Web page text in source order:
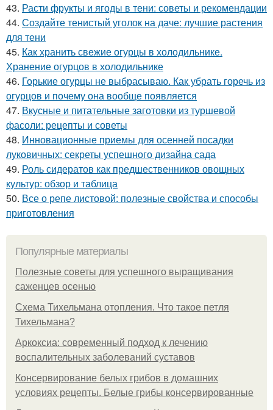
43. Расти фрукты и ягоды в тени: советы и рекомендации
44. Создайте тенистый уголок на даче: лучшие растения
для тени
45. Как хранить свежие огурцы в холодильнике.
Хранение огурцов в холодильнике
46. Горькие огурцы не выбрасываю. Как убрать горечь из
огурцов и почему она вообще появляется
47. Вкусные и питательные заготовки из туршевой
фасоли: рецепты и советы
48. Инновационные приемы для осенней посадки
луковичных: секреты успешного дизайна сада
49. Роль сидератов как предшественников овощных
культур: обзор и таблица
50. Все о репе листовой: полезные свойства и способы
приготовления
Популярные материалы
Полезные советы для успешного выращивания
саженцев осенью
Схема Тихельмана отопления. Что такое петля
Тихельмана?
Аркоксиа: современный подход к лечению
воспалительных заболеваний суставов
Консервирование белых грибов в домашних
условиях рецепты. Белые грибы консервированные